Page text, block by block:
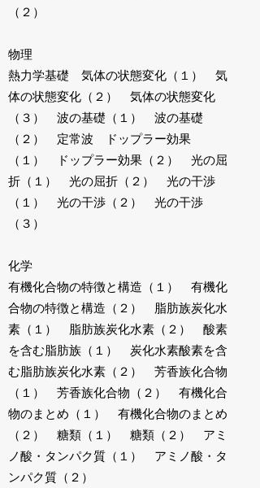
（２）
物理
熱力学基礎 気体の状態変化（１） 気
体の状態変化（２） 気体の状態変化
（３） 波の基礎（１） 波の基礎
（２） 定常波 ドップラー効果
（１） ドップラー効果（２） 光の屈
折（１） 光の屈折（２） 光の干渉
（１） 光の干渉（２） 光の干渉
（３）
化学
有機化合物の特徴と構造（１） 有機化
合物の特徴と構造（２） 脂肪族炭化水
素（１） 脂肪族炭化水素（２） 酸素
を含む脂肪族（１） 炭化水素酸素を含
む脂肪族炭化水素（２） 芳香族化合物
（１） 芳香族化合物（２） 有機化合
物のまとめ（１） 有機化合物のまとめ
（２） 糖類（１） 糖類（２） アミ
ノ酸・タンパク質（１） アミノ酸・タ
ンパク質（２）